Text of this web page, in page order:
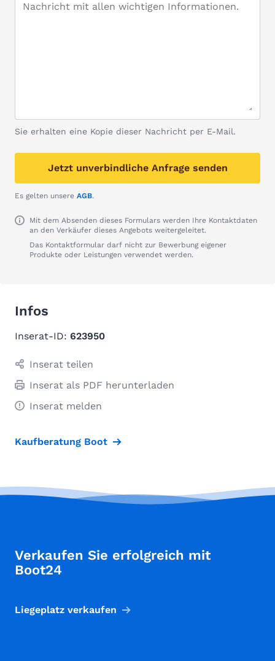
Sie erhalten eine Kopie dieser Nachricht per E-Mail.
Jetzt unverbindliche Anfrage senden
Es gelten unsere AGB.
Mit dem Absenden dieses Formulars werden Ihre Kontaktdaten
an den Verkäufer dieses Angebots weitergeleitet.
Das Kontaktformular darf nicht zur Bewerbung eigener
Produkte oder Leistungen verwendet werden.
Infos
Inserat-ID: 623950
Inserat teilen
Inserat als PDF herunterladen
Inserat melden
Kaufberatung Boot
Verkaufen Sie erfolgreich mit
Boot24
Liegeplatz verkaufen